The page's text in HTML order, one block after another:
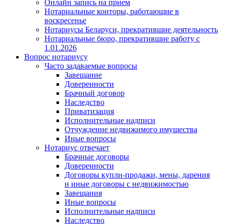
Онлайн запись на прием
Нотариальные конторы, работающие в
воскресенье
Нотариусы Беларуси, прекратившие деятельность
Нотариальные бюро, прекратившие работу с
1.01.2026
Вопрос нотариусу
Часто задаваемые вопросы
Завещание
Доверенности
Брачный договор
Наследство
Приватизация
Исполнительные надписи
Отчуждение недвижимого имущества
Иные вопросы
Нотариус отвечает
Брачные договоры
Доверенности
Договоры купли-продажи, мены, дарения
и иные договоры с недвижимостью
Завещания
Иные вопросы
Исполнительные надписи
Наследство